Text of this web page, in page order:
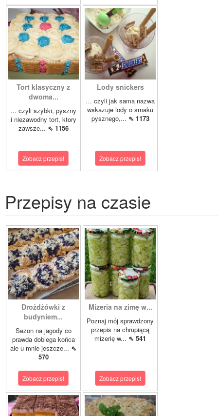
Tort klasyczny z
dwoma...
… czyli szybki, pyszny
i niezawodny tort, ktory
zawsze... ⇖ 1156
Zobacz przepis!
Lody snickers
… czyli jak sama nazwa
wskazuje lody o smaku
pysznego,... ⇖ 1173
Zobacz przepis!
Przepisy na czasie
Drożdżówki z
budyniem...
Sezon na jagody co
prawda dobiega końca
ale u mnie jeszcze... ⇖
570
Zobacz przepis!
Mizeria na zimę w...
Poznaj mój sprawdzony
przepis na chrupiącą
mizerię w... ⇖ 541
Zobacz przepis!